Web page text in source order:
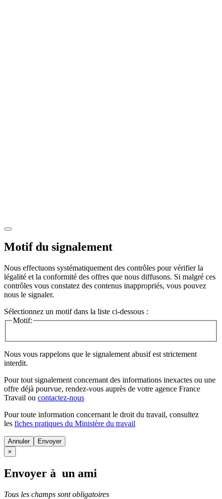
Motif du signalement
Nous effectuons systématiquement des contrôles pour vérifier la
légalité et la conformité des offres que nous diffusons. Si malgré ces
contrôles vous constatez des contenus inappropriés, vous pouvez
nous le signaler.
Sélectionnez un motif dans la liste ci-dessous :
Motif:
Nous vous rappelons que le signalement abusif est strictement
interdit.
Pour tout signalement concernant des informations inexactes ou une
offre déjà pourvue, rendez-vous auprès de votre agence France
Travail ou contactez-nous
Pour toute information concernant le droit du travail, consultez
les fiches pratiques du Ministère du travail
Annuler
×
Envoyer à un ami
Tous les champs sont obligatoires